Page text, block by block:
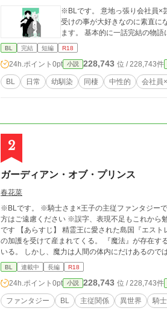
※BLです。 意地っ張り会社員×
受けの事が大好きなのに素直に
ます。 基本的に一話完結の物
BL 完結 短編 R18
24h.ポイント 0pt 小説 228,743 位 / 228,743件
BL 日常 幼馴染 同棲 中性的 会社員
2
ガーディアン・オブ・プリンス
春花菜
※BLです。 ※騎士さま×王子の主従ファンタジー
方はご遠慮ください ※誤字、表現不足もこれから
です 【あらすじ】 精霊王に愛された島国『エストレーア王国』 その国に住民は、精霊の祝福を受け『火』『水』『風』『土』『光』
の加護を受けて産まれてくる。 『魔法』が存在す
いる。 しかし、魔力は人間の体内にだけあるので
ともなることがある。 竜脈から所々から溢れた魔
なるが、魔力の吹き溜まりが濃くなり、やがて黒
けて産まれ、多くの魔力を持って産まれてくるため民を守る結
を持つ幼いエミリオが新しい王となり王城で結界
杯の儀』を行い、騎士アトラスと共にスポットの
BL 連載中 長編 R18
24h.ポイント 0pt 小説 228,743 位 / 228,743件
ファンタジー BL 主従関係 異世界 騎